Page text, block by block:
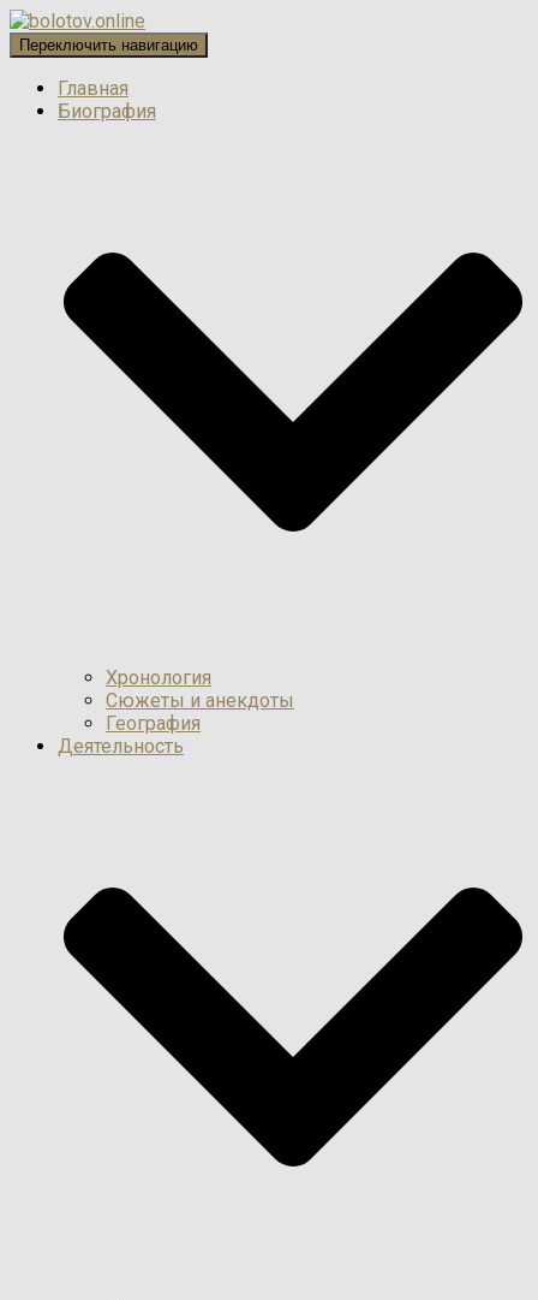
Переключить навигацию
Главная
Биография
Хронология
Сюжеты и анекдоты
География
Деятельность